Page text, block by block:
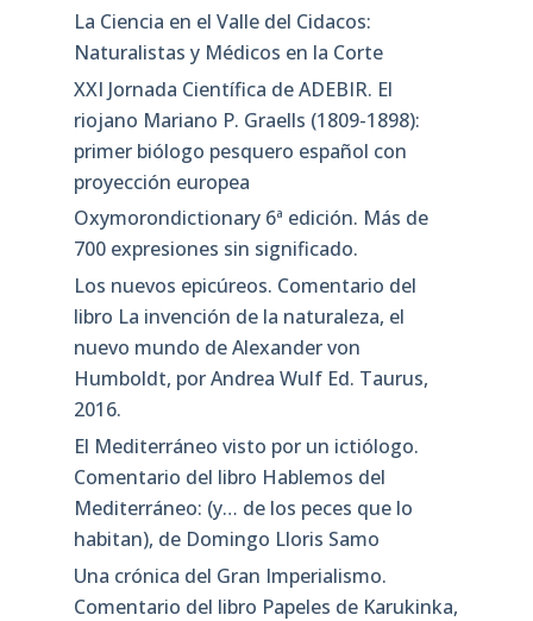
La Ciencia en el Valle del Cidacos:
Naturalistas y Médicos en la Corte
XXI Jornada Científica de ADEBIR. El
riojano Mariano P. Graells (1809-1898):
primer biólogo pesquero español con
proyección europea
Oxymorondictionary 6ª edición. Más de
700 expresiones sin significado.
Los nuevos epicúreos. Comentario del
libro La invención de la naturaleza, el
nuevo mundo de Alexander von
Humboldt, por Andrea Wulf Ed. Taurus,
2016.
El Mediterráneo visto por un ictiólogo.
Comentario del libro Hablemos del
Mediterráneo: (y… de los peces que lo
habitan), de Domingo Lloris Samo
Una crónica del Gran Imperialismo.
Comentario del libro Papeles de Karukinka,